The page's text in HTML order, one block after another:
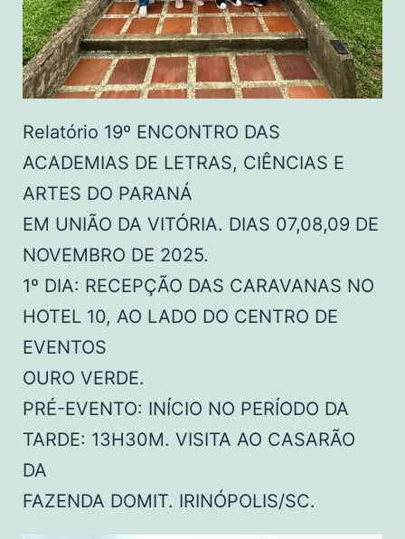
Relatório 19º ENCONTRO DAS
ACADEMIAS DE LETRAS, CIÊNCIAS E
ARTES DO PARANÁ
EM UNIÃO DA VITÓRIA. DIAS 07,08,09 DE
NOVEMBRO DE 2025.
1º DIA: RECEPÇÃO DAS CARAVANAS NO
HOTEL 10, AO LADO DO CENTRO DE
EVENTOS
OURO VERDE.
PRÉ-EVENTO: INÍCIO NO PERÍODO DA
TARDE: 13H30M. VISITA AO CASARÃO
DA
FAZENDA DOMIT. IRINÓPOLIS/SC.